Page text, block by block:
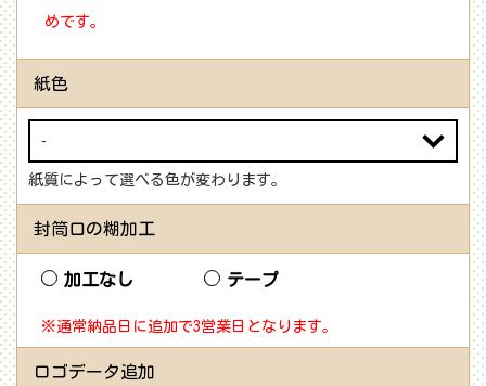
めです。
紙色
紙質によって選べる色が変わります。
封筒口の糊加工
加工なし テープ
※通常納品日に追加で3営業日となります。
ロゴデータ追加